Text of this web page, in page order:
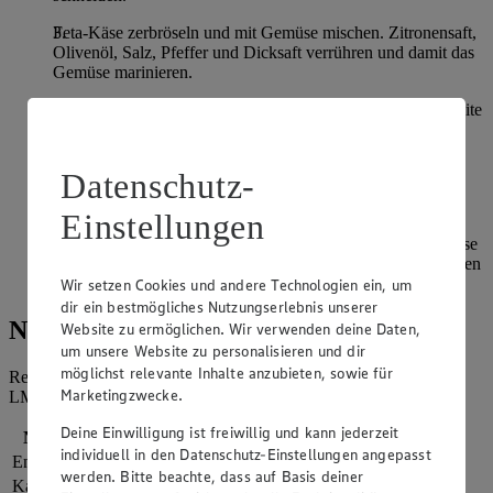
Feta-Käse zerbröseln und mit Gemüse mischen. Zitronensaft,
Olivenöl, Salz, Pfeffer und Dicksaft verrühren und damit das
Gemüse marinieren.
Putenschnitzel auf dem Grill bei mittlerer Hitze auf jeder Seite
Brot am Rand des Grills auf jeder Seite 2 Minuten grillen.
Avocadofruchtfleisch mit der Gabel zerdrücken und die
Brotinnenseiten damit bestreichen. Mit abgetropftem Gemüse
und Fleischstreifen belegen bzw. füllen. Mit Rucola bestreuen
und verschließen.
Nährwerte
Referenzmenge für einen durchschnittlichen Erwachsenen laut
LMIV (8.400 kJ/2.000 kcal).
Nährwerte
pro Portion
Energie
1.757 kj (21 %)
Kalorien
420 kcal (21 %)
Datenschutz-
Einstellungen
Wir setzen Cookies und andere Technologien ein, um
dir ein bestmögliches Nutzungserlebnis unserer
Website zu ermöglichen. Wir verwenden deine Daten,
um unsere Website zu personalisieren und dir
möglichst relevante Inhalte anzubieten, sowie für
Marketingzwecke.
Deine Einwilligung ist freiwillig und kann jederzeit
individuell in den Datenschutz-Einstellungen angepasst
werden. Bitte beachte, dass auf Basis deiner